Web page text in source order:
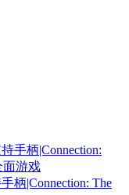
柄|Connection: The